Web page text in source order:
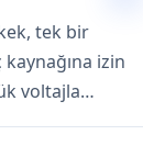
tek bir
kaynağına izin
voltajla
enjeksiyonu